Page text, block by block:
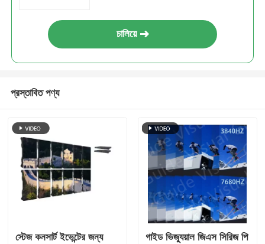
এসএমডি এলইডি স্ক্রিন
বহিরঙ্গন এলইডি ডিসপ্লে বোর্ড
চালিয়ে
প্রস্তাবিত পণ্য
স্টেজ কনসার্ট ইভেন্টের জন্য
গাইড ভিজ্যুয়াল জিএস সিরিজ পি